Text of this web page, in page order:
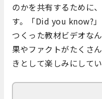
のかを共有するために
す。「Did you know?
つくった教材ビデオな
果やファクトがたくさ
きとして楽しみにして